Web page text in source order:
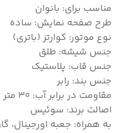
مناسب برای: بانوان
طرح صفحه نمایش: ساده
نوع موتور: کوارتز (باتری)
جنس شیشه: طلق
جنس قاب: پلاستیک
جنس بند: رابر
مقاومت در برابر آب: 30 متر
اصالت برند: سوئیس
به همراه: جعبه اورجینال،